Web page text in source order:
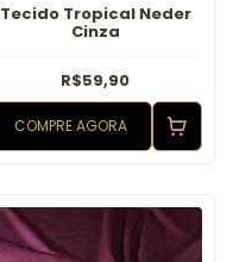
Tecido Tropical Neder
Cinza
R$59,90
COMPRE AGORA